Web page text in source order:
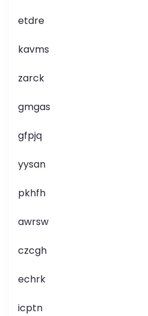
etdre
kavms
zarck
gmgas
gfpjq
yysan
pkhfh
awrsw
czcgh
echrk
icptn